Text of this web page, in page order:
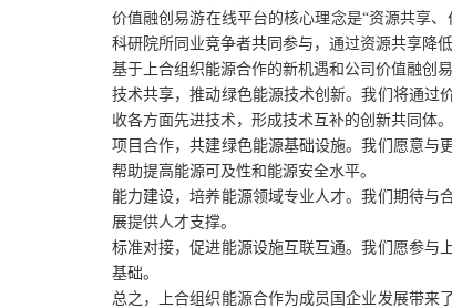
价值融创易游在线平台的核心理念是“资源共享
科研院所同业竞争者共同参与，通过资源共享降
基于上合组织能源合作的新机遇和公司价值融创
技术共享，推动绿色能源技术创新。我们将通过
收各方面先进技术，形成技术互补的创新共同体。
项目合作，共建绿色能源基础设施。我们愿意与
帮助提高能源可及性和能源安全水平。
能力建设，培养能源领域专业人才。我们期待与
展提供人才支撑。
标准对接，促进能源设施互联互通。我们愿参与
基础。
总之，上合组织能源合作为成员国企业发展带来